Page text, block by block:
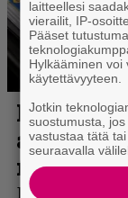
laitteellesi
vierailit, IP-
Pääset
Hylkääminen voi
käytettävyyteen.
Jotkin
suostumusta,
vastustaa tätä
seuraavalla